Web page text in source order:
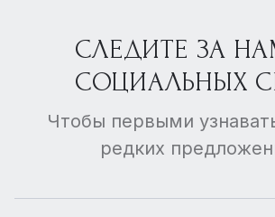
СЛЕДИТЕ ЗА
СОЦИАЛЬНЫХ
Чтобы первыми
редких